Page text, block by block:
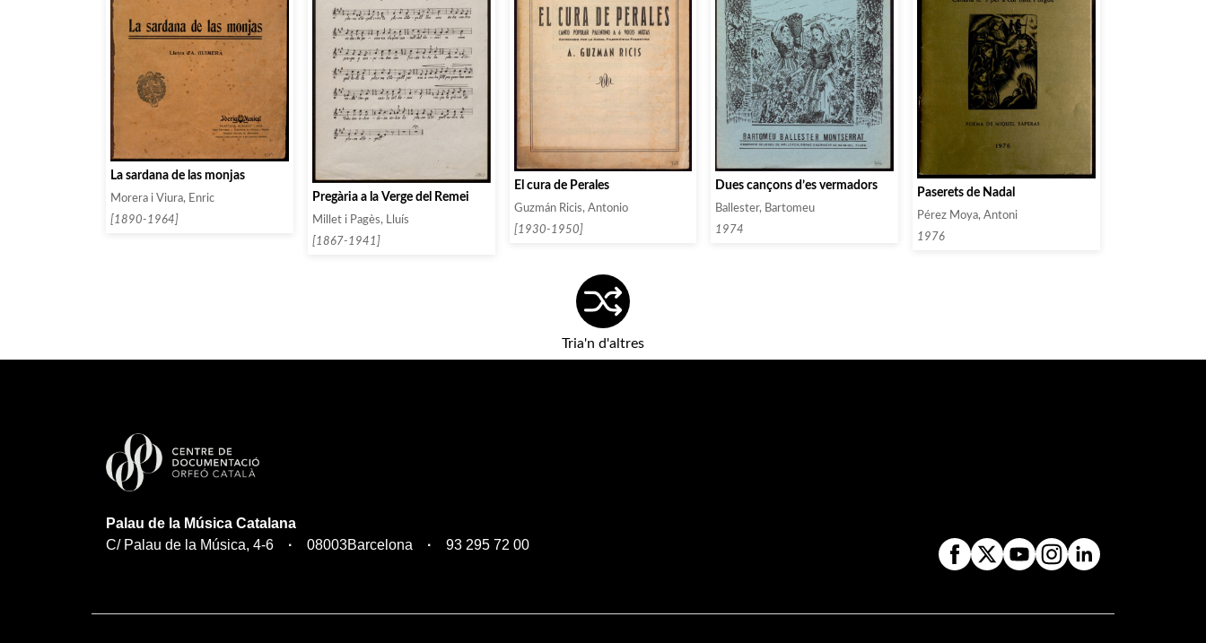
La sardana de las monjas
Morera i Viura, Enric
[1890-1964]
Pregària a la Verge del Remei
Millet i Pagès, Lluís
[1867-1941]
El cura de Perales
Guzmán Ricis, Antonio
[1930-1950]
Dues cançons d’es vermadors
Ballester, Bartomeu
1974
Paserets de Nadal
Pérez Moya, Antoni
1976
Tria'n d'altres
Palau de la Música Catalana
C/ Palau de la Música, 4-6
08003Barcelona 93 295 72 00